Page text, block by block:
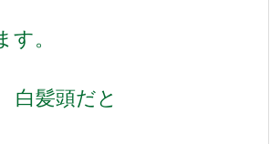
。
髪頭だと